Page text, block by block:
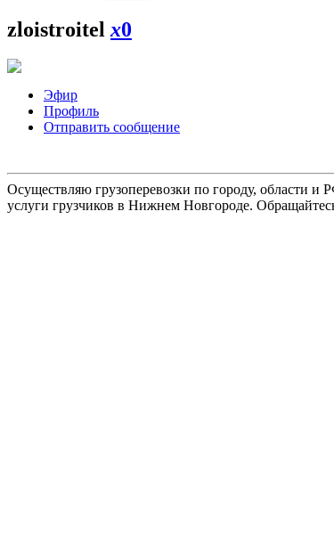
zloistroitel x0
Эфир
Профиль
Отправить сообщение
Осуществляю грузоперевозки по городу, области
услуги грузчиков в Нижнем Новгороде.